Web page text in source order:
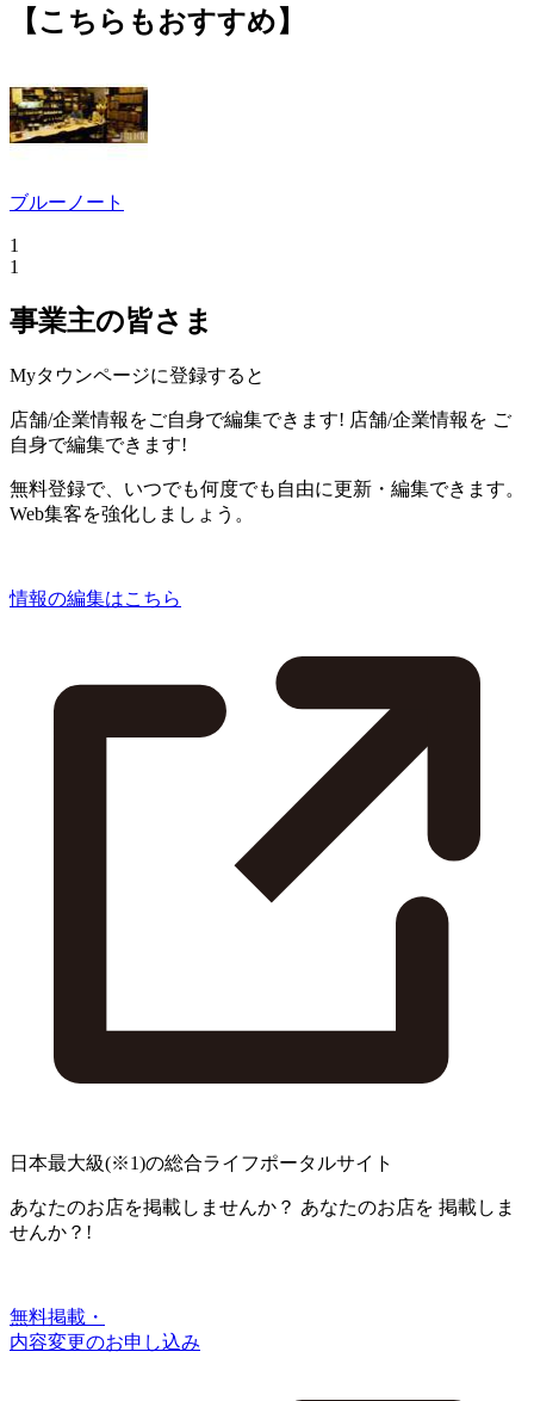
【こちらもおすすめ】
ブルーノート
1
1
事業主の皆さま
Myタウンページに登録すると
店舗/企業情報をご自身で編集できます! 店舗/企業情報を ご
自身で編集できます!
無料登録で、いつでも何度でも自由に更新・編集できます。
Web集客を強化しましょう。
情報の編集はこちら
日本最大級(※1)の総合ライフポータルサイト
あなたのお店を掲載しませんか？ あなたのお店を 掲載しま
せんか？!
無料掲載・
内容変更のお申し込み